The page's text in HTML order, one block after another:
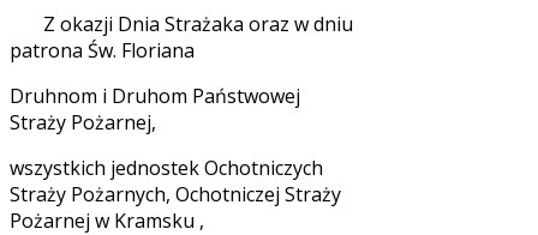
Z okazji Dnia Strażaka oraz w dniu
patrona Św. Floriana
Druhnom i Druhom Państwowej
Straży Pożarnej,
wszystkich jednostek Ochotniczych
Straży Pożarnych, Ochotniczej Straży
Pożarnej w Kramsku ,